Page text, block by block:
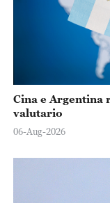
Cina e Argentina
valutario
06-Aug-2026